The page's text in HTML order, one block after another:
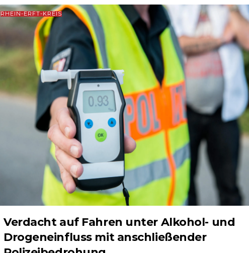
RHEIN-ERFT-KREIS
Verdacht auf Fahren unter Alkohol- und
Drogeneinfluss mit anschließender